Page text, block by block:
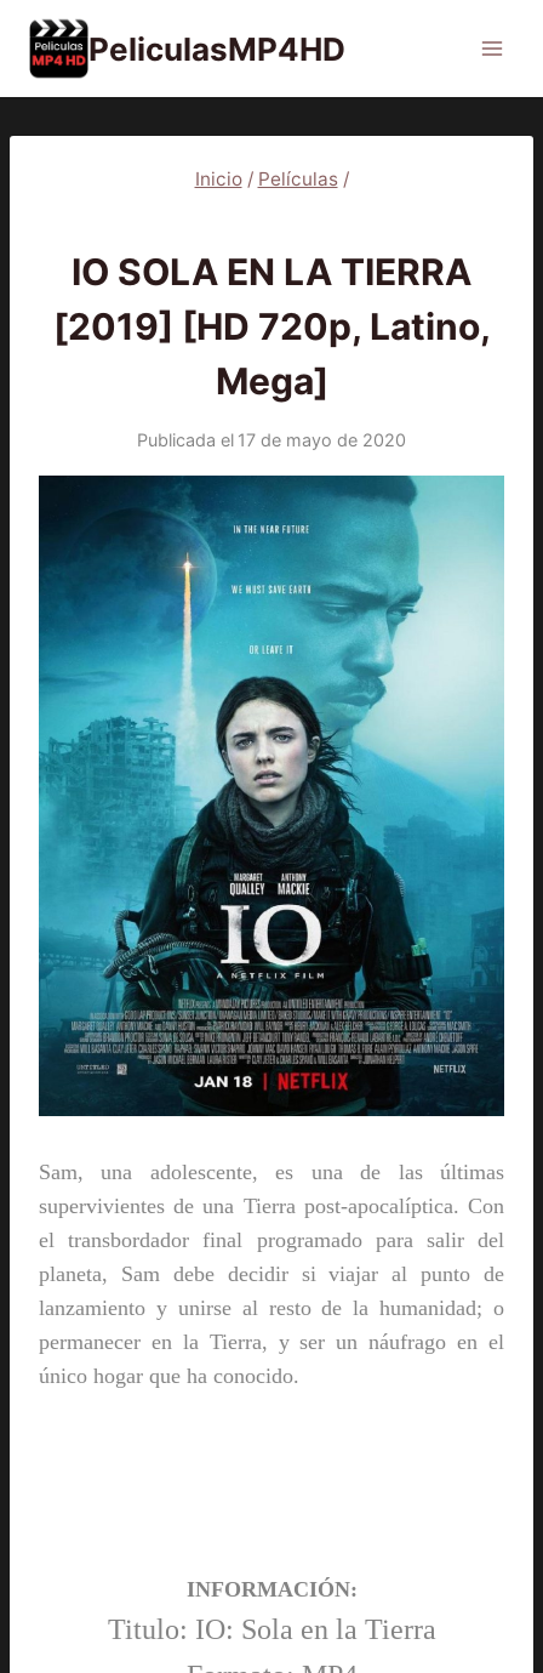
Saltar
contenido
PeliculasMP4HD
Inicio / Películas /
IO SOLA EN LA TIERRA
[2019] [HD 720p, Latino,
Mega]
Publicada el 17 de mayo de 2020
Sam, una adolescente, es una de las últimas
supervivientes de una Tierra post-apocalíptica. Con
el transbordador final programado para salir del
planeta, Sam debe decidir si viajar al punto de
lanzamiento y unirse al resto de la humanidad; o
permanecer en la Tierra, y ser un náufrago en el
único hogar que ha conocido.
INFORMACIÓN:
Titulo: IO: Sola en la Tierra